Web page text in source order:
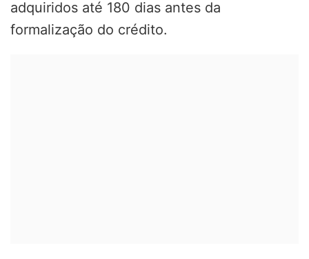
adquiridos até 180 dias antes da
formalização do crédito.